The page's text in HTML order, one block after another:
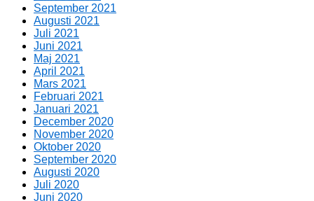
September 2021
Augusti 2021
Juli 2021
Juni 2021
Maj 2021
April 2021
Mars 2021
Februari 2021
Januari 2021
December 2020
November 2020
Oktober 2020
September 2020
Augusti 2020
Juli 2020
Juni 2020